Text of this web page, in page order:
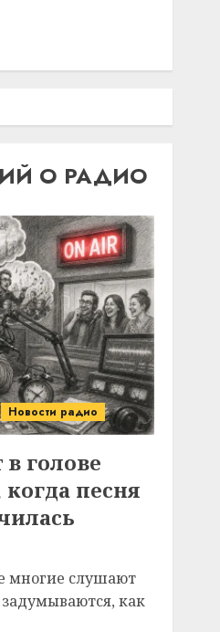
О РАДИО
Новости радио
голове
песня
многие слушают
как